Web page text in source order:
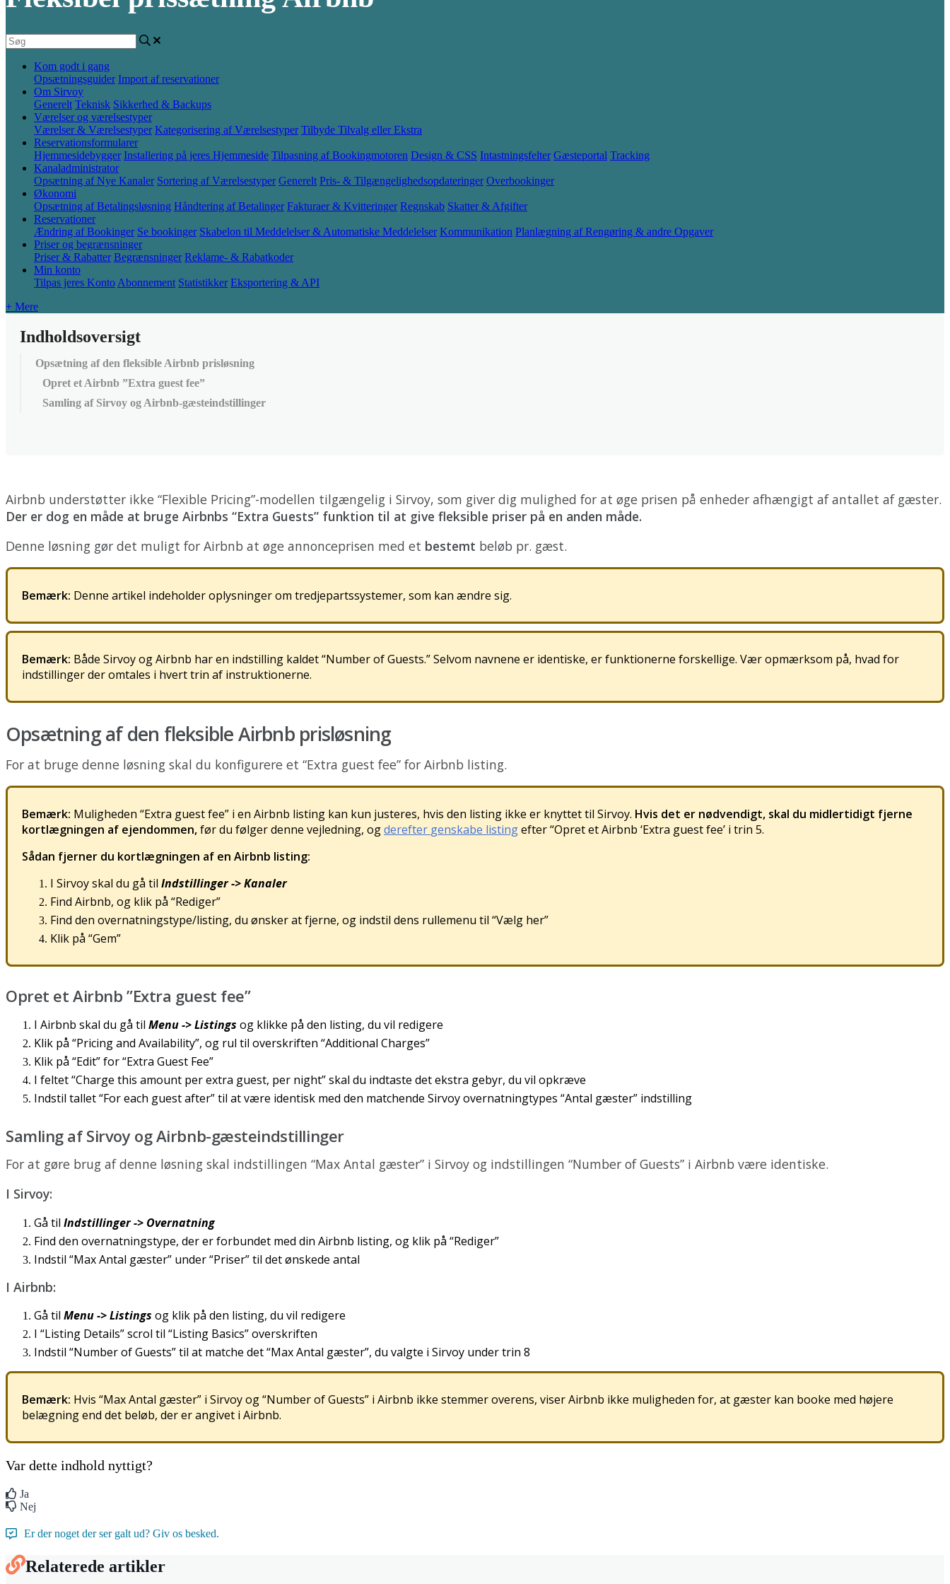
Kom godt i gang
Opsætningsguider Import af reservationer
Om Sirvoy
Generelt Teknisk Sikkerhed & Backups
Værelser og værelsestyper
Værelser & Værelsestyper Kategorisering af Værelsestyper Tilbyde Tilvalg eller Ekstra
Reservationsformularer
Hjemmesidebygger Installering på jeres Hjemmeside Tilpasning af Bookingmotoren Design & CSS Intastningsfelter Gæsteportal Tracking
Kanaladministrator
Opsætning af Nye Kanaler Sortering af Værelsestyper Generelt Pris- & Tilgængelighedsopdateringer Overbookinger
Økonomi
Opsætning af Betalingsløsning Håndtering af Betalinger Fakturaer & Kvitteringer Regnskab Skatter & Afgifter
Reservationer
Ændring af Bookinger Se bookinger Skabelon til Meddelelser & Automatiske Meddelelser Kommunikation Planlægning af Rengøring & andre Opgaver
Priser og begrænsninger
Priser & Rabatter Begrænsninger Reklame- & Rabatkoder
Min konto
Tilpas jeres Konto Abonnement Statistikker Eksportering & API
+ Mere
Indholdsoversigt
Opsætning af den fleksible Airbnb prisløsning
Opret et Airbnb ”Extra guest fee”
Samling af Sirvoy og Airbnb-gæsteindstillinger
Airbnb understøtter ikke “Flexible Pricing”-modellen tilgængelig i Sirvoy, som giver dig mulighed for at øge prisen på enheder afhængigt af antallet af gæster.
Der er dog en måde at bruge Airbnbs “Extra Guests” funktion til at give fleksible priser på en anden måde.
Denne løsning gør det muligt for Airbnb at øge annonceprisen med et bestemt beløb pr. gæst.
Bemærk: Denne artikel indeholderoplysningerom tredjepartssystemer, som kan ændre sig.
Bemærk: Både SirvoyogAirbnb haren indstilling kaldet“NumberofGuests.”Selvom navnene er identiske, erfunktionerne forskellige. Væropmærksom på, hvad for
indstillingerderomtales i hverttrin af instruktionerne.
Opsætningaf den fleksibleAirbnb prisløsning
For at bruge denne løsning skal du konfigurere et “Extra guest fee” for Airbnb listing.
Bemærk: Muligheden “Extra guestfee” i en Airbnb listing kan kun justeres, hvis den listing ikke er knyttettil Sirvoy. Hvis det er nødvendigt, skal du midlertidigt fjerne
kortlægningen af ejendommen,førdu følgerdenne vejledning, ogderefter genskabe listingefter“OpretetAirbnb ‘Extra guestfee’ i trin 5.
Sådan fjerner du kortlægningen af en Airbnb listing:
I Sirvoyskal du gå til Indstillinger->Kanaler
Find Airbnb, og klik på “Rediger”
Find den overnatningstype/listing, du ønskeratfjerne, og indstil dens rullemenu til “Vælg her”
Klik på “Gem”
Opret et Airbnb ”Extra guest fee”
I Airbnb skal du gå til Menu->Listings og klikke på den listing, du vil redigere
Klik på “Pricingand Availability”, og rul til overskriften “Additional Charges”
Klik på “Edit”for“Extra Guest Fee”
I feltet“Charge this amount perextra guest, per night”skal du indtaste detekstra gebyr, du vil opkræve
Indstil tallet“Foreach guestafter”til atvære identisk med den matchende Sirvoyovernatningtypes “Antal gæster” indstilling
Samling af Sirvoy ogAirbnb-gæsteindstillinger
For at gøre brug af denne løsning skal indstillingen “Max Antal gæster” i Sirvoy og indstillingen “Number of Guests” i Airbnb være identiske.
I Sirvoy:
Gå til Indstillinger-> Overnatning
Find den overnatningstype, dererforbundet med din Airbnb listing, og klik på “Rediger”
Indstil “MaxAntal gæster” under“Priser”til detønskede antal
I Airbnb:
Gå til Menu->Listings og klik på den listing, du vil redigere
I “Listing Details”scrol til “Listing Basics”overskriften
Indstil “NumberofGuests”til at matche det“MaxAntal gæster”, du valgte i Sirvoy undertrin 8
Bemærk: Hvis “MaxAntal gæster” i Sirvoyog“NumberofGuests” i Airbnb ikke stemmeroverens, viserAirbnb ikke muligheden for, at gæster kan booke med højere
belægningend det beløb, dererangivet i Airbnb.
Var dette indhold nyttigt?
Ja
Nej
Er der noget der ser galt ud? Giv os besked.
Relaterede artikler